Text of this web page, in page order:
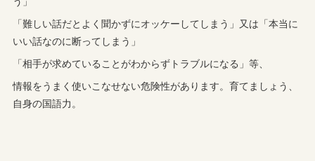
「難しい話だとよく聞かずにオッケーしてしまう」又は「本当に
いい話なのに断ってしまう」
「相手が求めていることがわからずトラブルになる」等、
情報をうまく使いこなせない危険性があります。育てましょう、
自身の国語力。